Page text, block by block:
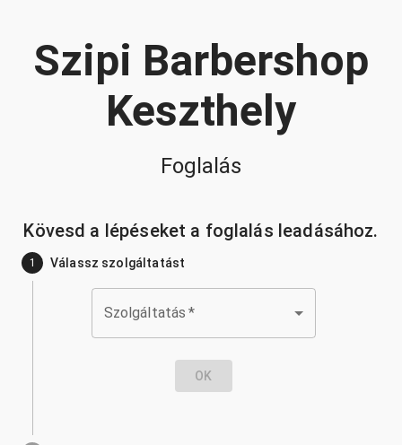
Szipi Barbershop
Keszthely
Foglalás
Kövesd a lépéseket a foglalás leadásához.
1 Válassz szolgáltatást
Szolgáltatás *
OK